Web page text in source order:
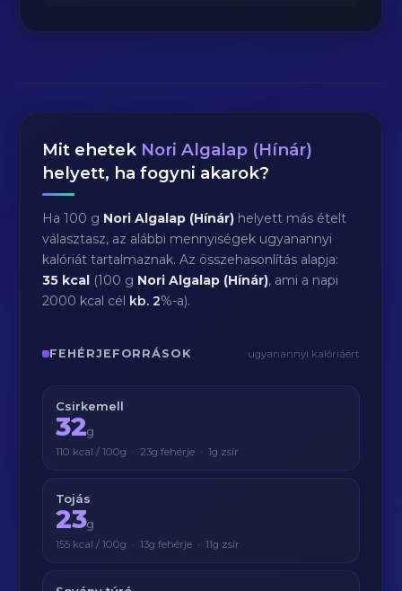
Mit ehetek Nori Algalap (Hínár)
helyett, ha fogyni akarok?
Ha 100 g Nori Algalap (Hínár) helyett más ételt
választasz, az alábbi mennyiségek ugyanannyi
kalóriát tartalmaznak. Az összehasonlítás alapja:
35 kcal (100 g Nori Algalap (Hínár), ami a napi
2000 kcal cél kb.2%-a).
FEHÉRJEFORRÁSOK ugyanannyi kalóriáért
Csirkemell
32g
110 kcal / 100g · 23g fehérje · 1g zsír
Tojás
23g
155 kcal / 100g · 13g fehérje · 11g zsír